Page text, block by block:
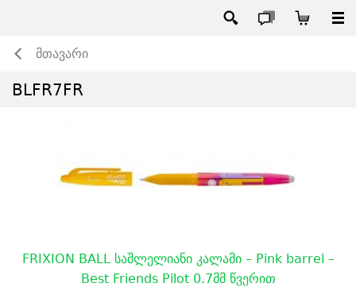
მთავარი
BLFR7FR
FRIXION BALL საშლელიანი კალამი – Pink barrel –
Best Friends Pilot 0.7მმ წვერით